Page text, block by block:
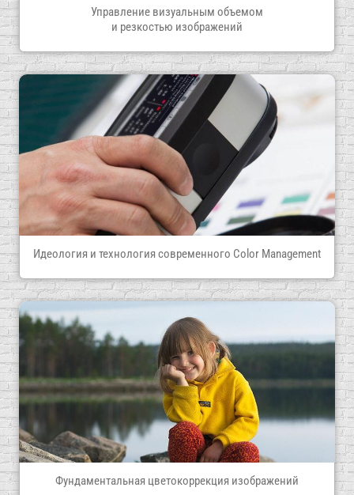
Управление визуальным объемом
и резкостью изображений
Идеология и технология современного Color Management
Фундаментальная цветокоррекция изображений